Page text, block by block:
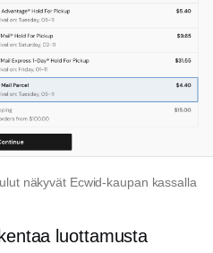
näkyvät Ecwid-kaupan kassalla
luottamusta